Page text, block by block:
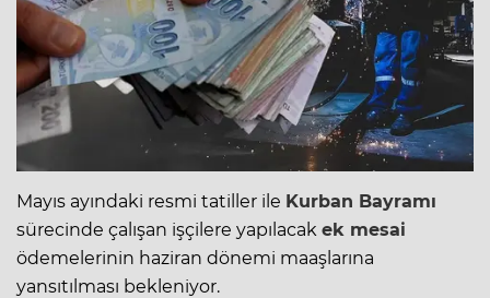
Mayıs ayındaki resmi tatiller ile Kurban Bayramı
sürecinde çalışan işçilere yapılacak ek mesai
ödemelerinin haziran dönemi maaşlarına
yansıtılması bekleniyor.